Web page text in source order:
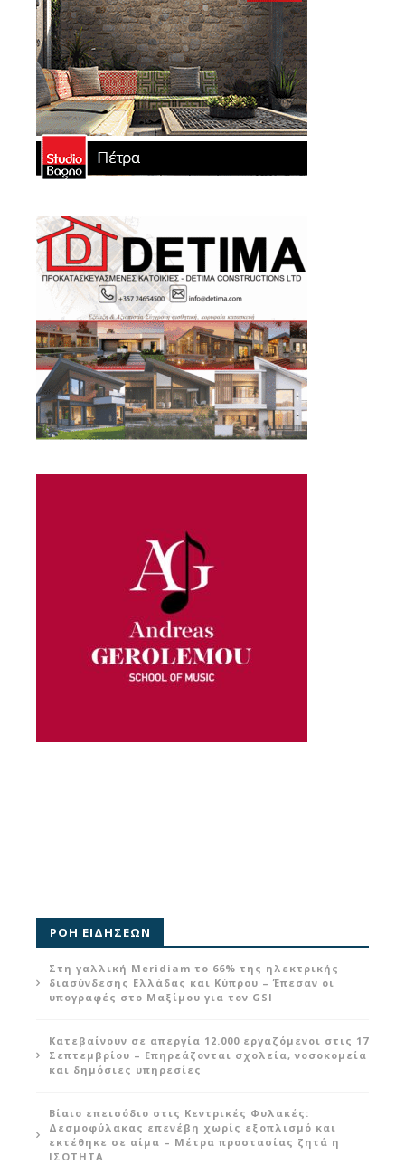
ΡΟΗ ΕΙΔΗΣΕΩΝ
Στη γαλλική Meridiam το 66% της ηλεκτρικής
διασύνδεσης Ελλάδας και Κύπρου – Έπεσαν οι
υπογραφές στο Μαξίμου για τον GSI
Κατεβαίνουν σε απεργία 12.000 εργαζόμενοι στις 17
Σεπτεμβρίου – Επηρεάζονται σχολεία, νοσοκομεία
και δημόσιες υπηρεσίες
Βίαιο επεισόδιο στις Κεντρικές Φυλακές:
Δεσμοφύλακας επενέβη χωρίς εξοπλισμό και
εκτέθηκε σε αίμα – Μέτρα προστασίας ζητά η
ΙΣΟΤΗΤΑ